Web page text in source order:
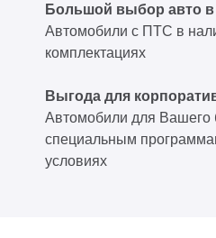
Большой выбор авто в
Автомобили с ПТС в
комплектациях
Выгода для
Автомобили для Вашего
специальным
условиях